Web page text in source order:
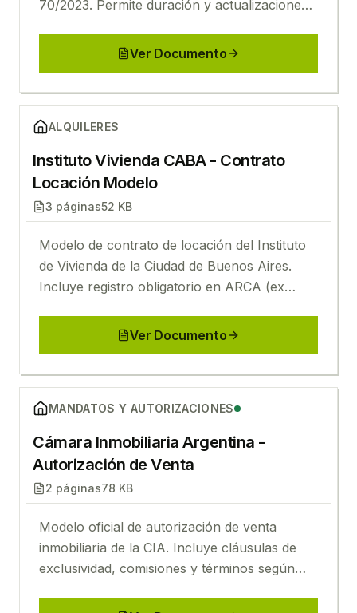
70/2023. Permite duración y actualizaciones
Ver Documento
VerInstituto Vivienda CABA - Contrato Locación
ALQUILERES
Instituto Vivienda CABA - Contrato
Locación Modelo
3 páginas52 KB
Modelo de contrato de locación del Instituto
de Vivienda de la Ciudad de Buenos Aires.
Incluye registro obligatorio en ARCA (ex
Ver Documento
VerCámara Inmobiliaria Argentina - Autorización de
MANDATOS Y AUTORIZACIONES
Cámara Inmobiliaria Argentina -
Autorización de Venta
2 páginas78 KB
Modelo oficial de autorización de venta
inmobiliaria de la CIA. Incluye cláusulas de
exclusividad, comisiones y términos según